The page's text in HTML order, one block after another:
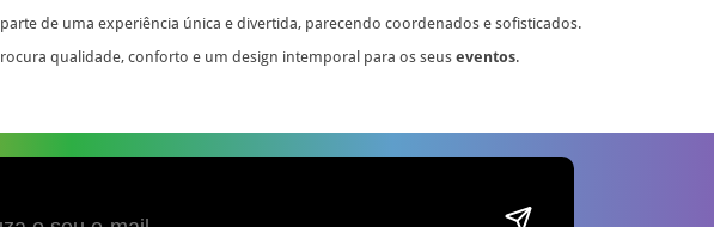
de uma experiência única e divertida, parecendo coordenados e sofisticados.
qualidade, conforto e um design intemporal para os seuseventos.